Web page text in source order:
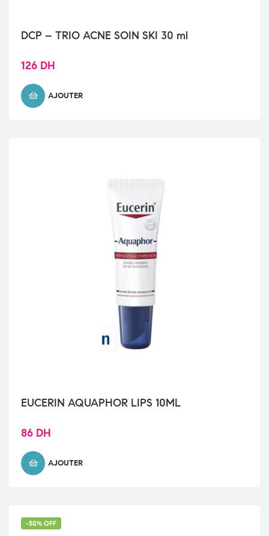
DCP – TRIO ACNE SOIN SKI 30 ml
126 DH
AJOUTER
EUCERIN AQUAPHOR LIPS 10ML
86 DH
AJOUTER
-50% OFF